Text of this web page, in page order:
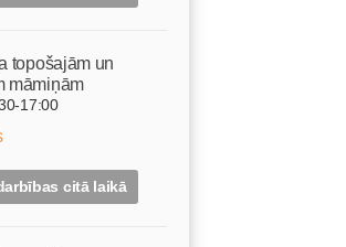
topošajām un
māmiņām
17:00
citā laikā